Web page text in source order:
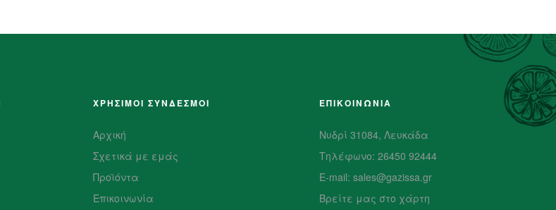
ΧΡΗΣΙΜΟΙ ΣΥΝΔΕΣΜΟΙ
Αρχική
Σχετικά με εμάς
Προϊόντα
Επικοινωνία
ΕΠΙΚΟΙΝΩΝΙΑ
Νυδρί 31084, Λευκάδα
Τηλέφωνο: 26450 92444
E-mail: sales@gazissa.gr
Βρείτε μας στο χάρτη